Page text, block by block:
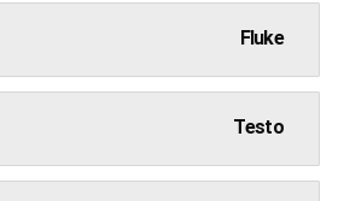
Fluke
Testo